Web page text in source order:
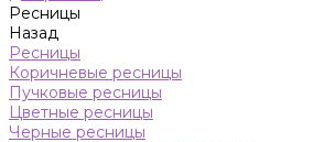
Ресницы
Назад
Ресницы
Коричневые ресницы
Пучковые ресницы
Цветные ресницы
Черные ресницы